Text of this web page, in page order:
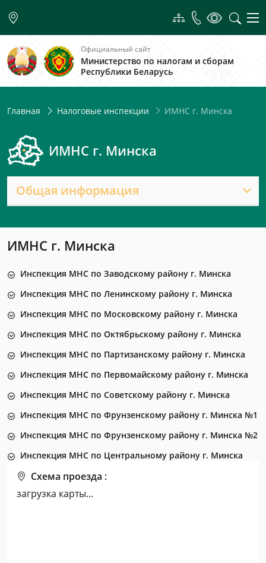
Официальный сайт
Министерство по налогам и сборам
Республики Беларусь
Главная Налоговые инспекции ИМНС г. Минска
ИМНС г. Минска
Общая информация
ИМНС г. Минска
Инспекция МНС по Заводскому району г. Минска
Инспекция МНС по Ленинскому району г. Минска
Инспекция МНС по Московскому району г. Минска
Инспекция МНС по Октябрьскому району г. Минска
Инспекция МНС по Партизанскому району г. Минска
Инспекция МНС по Первомайскому району г. Минска
Инспекция МНС по Советскому району г. Минска
Инспекция МНС по Фрунзенскому району г. Минска №1
Инспекция МНС по Фрунзенскому району г. Минска №2
Инспекция МНС по Центральному району г. Минска
Схема проезда :
загрузка карты...